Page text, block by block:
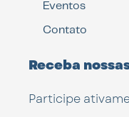
Eventos
Contato
Receba
Participe